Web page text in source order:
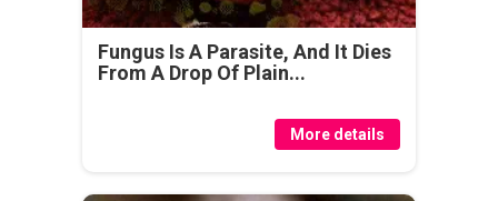
Fungus Is A Parasite, And It Dies
From A Drop Of Plain...
More details